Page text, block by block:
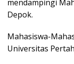
mendampingi
Depok.
Mahasiswa-
Universitas